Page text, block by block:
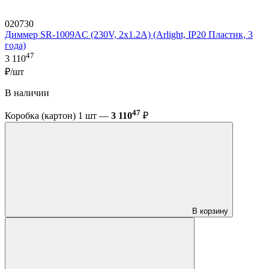
020730
Диммер SR-1009AC (230V, 2x1.2A) (Arlight, IP20 Пластик, 3
года)
3 11047
₽/шт
В наличии
Коробка (картон) 1 шт — 3 11047 ₽
В корзину